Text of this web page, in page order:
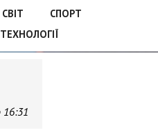
СВІТ
СПОРТ
16:31